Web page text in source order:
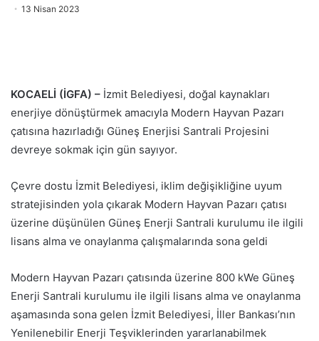
13 Nisan 2023
KOCAELİ (İGFA) – İzmit Belediyesi, doğal kaynakları
enerjiye dönüştürmek amacıyla Modern Hayvan Pazarı
çatısına hazırladığı Güneş Enerjisi Santrali Projesini
devreye sokmak için gün sayıyor.
Çevre dostu İzmit Belediyesi, iklim değişikliğine uyum
stratejisinden yola çıkarak Modern Hayvan Pazarı çatısı
üzerine düşünülen Güneş Enerji Santrali kurulumu ile ilgili
lisans alma ve onaylanma çalışmalarında sona geldi
Modern Hayvan Pazarı çatısında üzerine 800 kWe Güneş
Enerji Santrali kurulumu ile ilgili lisans alma ve onaylanma
aşamasında sona gelen İzmit Belediyesi, İller Bankası’nın
Yenilenebilir Enerji Teşviklerinden yararlanabilmek